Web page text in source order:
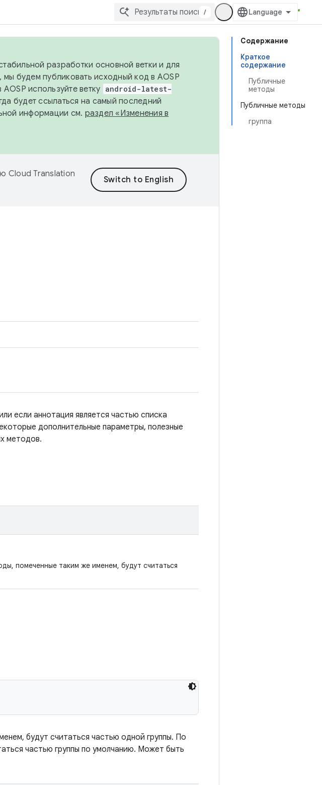
/
Содержание
Краткое
содержание
Публичные
методы
Публичные методы
группа
разработки основной ветки и для
будем публиковать исходный код в AOSP
используйте ветку android-latest-
будет ссылаться на самый последний
информации см. раздел «Изменения в
Cloud Translation
если аннотация является частью списка
дополнительные параметры, полезные
методов.
помеченные таким же именем, будут считаться
будут считаться частью одной группы. По
частью группы по умолчанию. Может быть